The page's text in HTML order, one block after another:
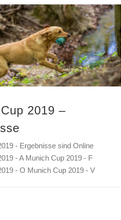
2019 –
- Ergebnisse sind Online
- A Munich Cup 2019 - F
- O Munich Cup 2019 - V